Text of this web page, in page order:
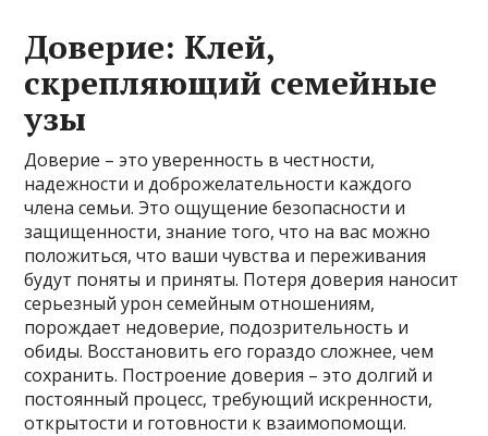
Доверие: Клей,
скрепляющий семейные
узы
Доверие – это уверенность в честности,
надежности и доброжелательности каждого
члена семьи. Это ощущение безопасности и
защищенности, знание того, что на вас можно
положиться, что ваши чувства и переживания
будут поняты и приняты. Потеря доверия наносит
серьезный урон семейным отношениям,
порождает недоверие, подозрительность и
обиды. Восстановить его гораздо сложнее, чем
сохранить. Построение доверия – это долгий и
постоянный процесс, требующий искренности,
открытости и готовности к взаимопомощи.